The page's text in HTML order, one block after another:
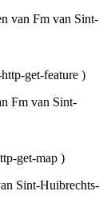
van Fm van Sint-
get-feature )
Fm van Sint-
get-map )
Sint-Huibrechts-